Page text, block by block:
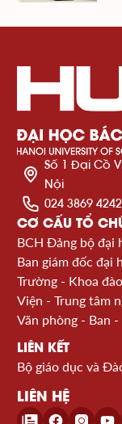
Số 1 Đại Cồ
Nội
024 3869 4242
CƠ CẤU TỔ
BCH Đảng bộ đại
Ban giám đốc đại
Trường - Khoa
Viện - Trung tâm
Văn phòng - Ban
LIÊN KẾT
Bộ giáo dục và
LIÊN HỆ